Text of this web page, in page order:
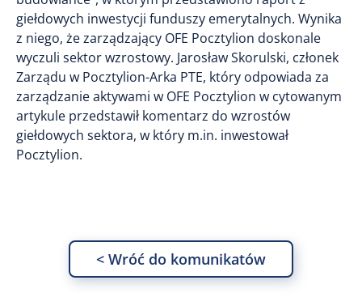
giełdowych inwestycji funduszy emerytalnych. Wynika
z niego, że zarządzający OFE Pocztylion doskonale
wyczuli sektor wzrostowy. Jarosław Skorulski, członek
Zarządu w Pocztylion-Arka PTE, który odpowiada za
zarządzanie aktywami w OFE Pocztylion w cytowanym
artykule przedstawił komentarz do wzrostów
giełdowych sektora, w który m.in. inwestował
Pocztylion.
< Wróć do komunikatów